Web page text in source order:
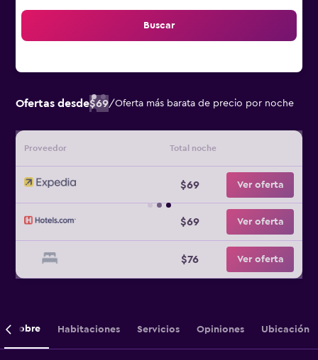
Buscar
Ofertas desde$69/Oferta más barata de precio por noche
Proveedor Total noche
$69 Ver oferta
$69 Ver oferta
$76 Ver oferta
Sobre Habitaciones Servicios Opiniones Ubicación